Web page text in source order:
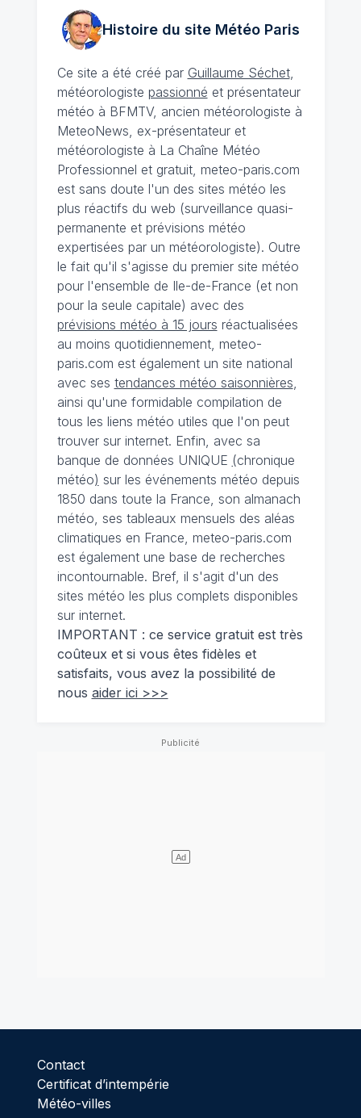
Histoire du site MétéoParis
Ce site a été créé par Guillaume Séchet,
météorologiste passionné et présentateur
météo à BFMTV, ancien météorologiste à
MeteoNews, ex-présentateur et
météorologiste à La Chaîne Météo
Professionnel et gratuit, meteo-paris.com
est sans doute l'un des sites météo les
plus réactifs du web (surveillance quasi-
permanente et prévisions météo
expertisées par un météorologiste). Outre
le fait qu'il s'agisse du premier site météo
pour l'ensemble de Ile-de-France (et non
pour la seule capitale) avec des
prévisions météo à 15 jours réactualisées
au moins quotidiennement, meteo-
paris.com est également un site national
avec ses tendances météo saisonnières,
ainsi qu'une formidable compilation de
tous les liens météo utiles que l'on peut
trouver sur internet. Enfin, avec sa
banque de données UNIQUE (chronique
météo) sur les événements météo depuis
1850 dans toute la France, son almanach
météo, ses tableaux mensuels des aléas
climatiques en France, meteo-paris.com
est également une base de recherches
incontournable. Bref, il s'agit d'un des
sites météo les plus complets disponibles
sur internet.
IMPORTANT : ce service gratuit est très
coûteux et si vous êtes fidèles et
satisfaits, vous avez la possibilité de
nous aider ici >>>
Contact
Certificat d’intempérie
Météo-villes